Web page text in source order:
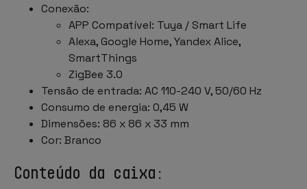
Conexão:
APP Compatível: Tuya / Smart Life
Alexa, Google Home, Yandex Alice,
SmartThings
ZigBee 3.0
Tensão de entrada: AC 110-240 V, 50/60 Hz
Consumo de energia: 0,45 W
Dimensões: 86 x 86 x 33 mm
Cor: Branco
Conteúdo da caixa: